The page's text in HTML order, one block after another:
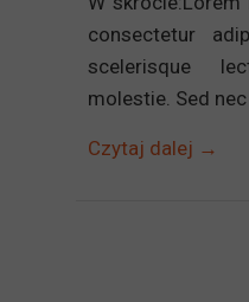
consectetur
scelerisque
molestie. Sed
Czytaj dalej →